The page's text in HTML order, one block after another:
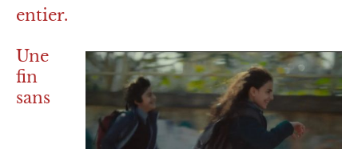
entier.
Une
fin
sans